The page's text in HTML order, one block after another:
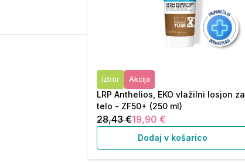
Izbor Akcija
LRP Anthelios, EKO vlažilni losjon za
telo - ZF50+ (250 ml)
28,43 €19,90 €
Dodaj v košarico